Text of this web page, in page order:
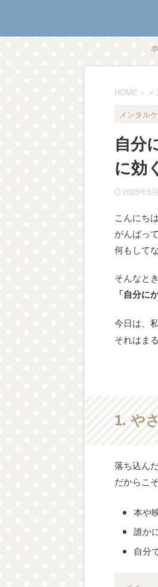
HOME > メ
メンタル
自分
に効
2025年5
こんにち
がんばっ
何もして
そんなとき
「自分に
今日は、
それはま
1. や
落ち込ん
だからこそ
本や
誰か
自分